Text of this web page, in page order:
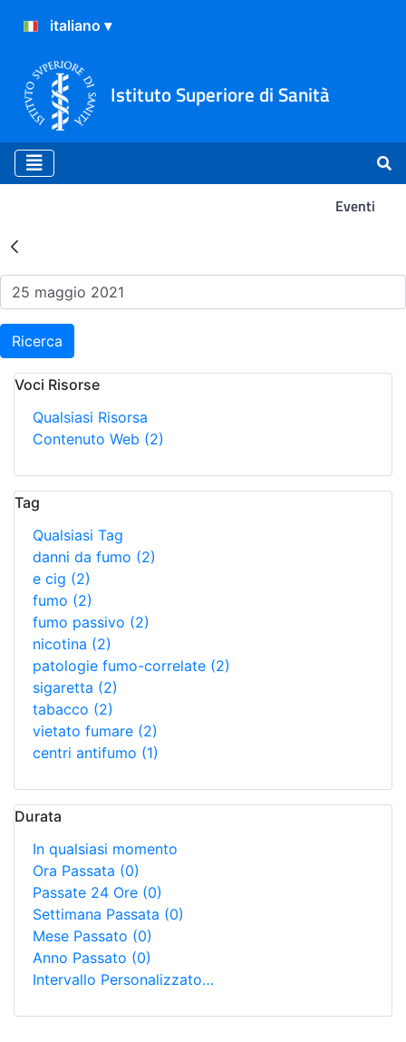
Istituto Superiore di Sanità
Eventi
Risultati della Ricerca -
Ricerca
Voci Risorse
Qualsiasi Risorsa
Contenuto Web (2)
Tag
Qualsiasi Tag
danni da fumo (2)
e cig (2)
fumo (2)
fumo passivo (2)
nicotina (2)
patologie fumo-correlate (2)
sigaretta (2)
tabacco (2)
vietato fumare (2)
centri antifumo (1)
Durata
In qualsiasi momento
Ora Passata (0)
Passate 24 Ore (0)
Settimana Passata (0)
Mese Passato (0)
Anno Passato (0)
Intervallo Personalizzato…